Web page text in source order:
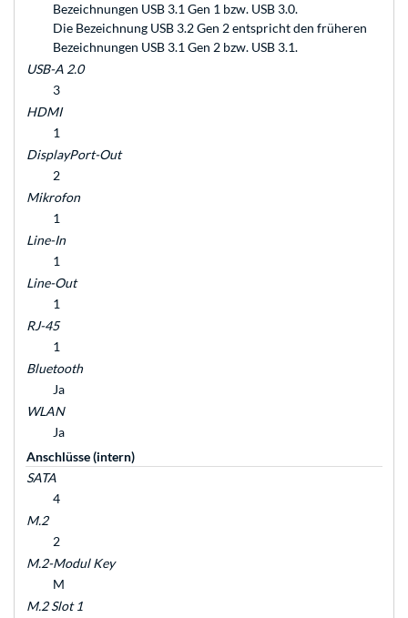
Bezeichnungen USB 3.1 Gen 1 bzw. USB 3.0.
Die Bezeichnung USB 3.2 Gen 2 entspricht den früheren
Bezeichnungen USB 3.1 Gen 2 bzw. USB 3.1.
USB-A 2.0
3
HDMI
1
DisplayPort-Out
2
Mikrofon
1
Line-In
1
Line-Out
1
RJ-45
1
Bluetooth
Ja
WLAN
Ja
Anschlüsse (intern)
SATA
4
M.2
2
M.2-Modul Key
M
M.2 Slot 1